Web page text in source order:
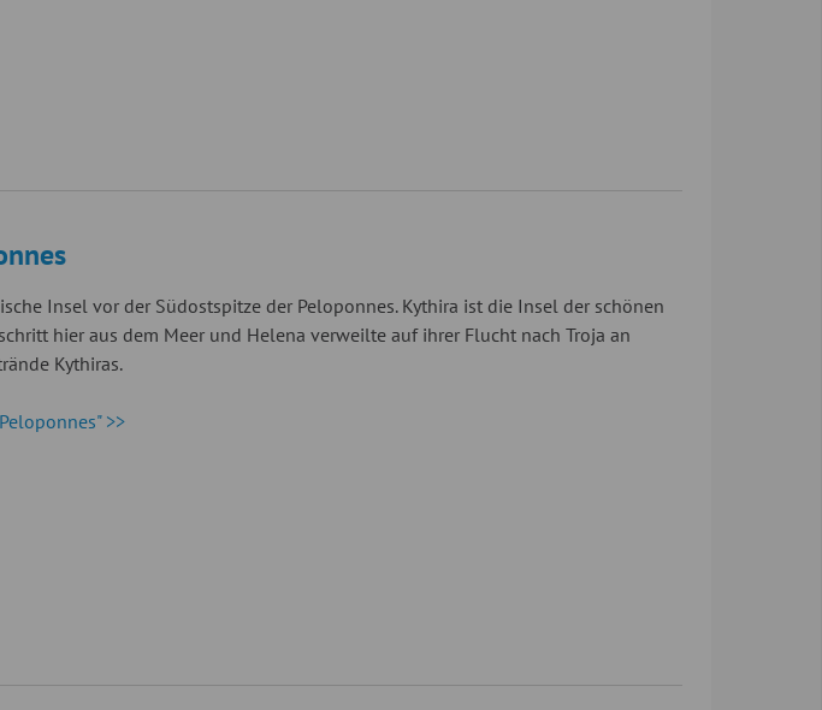
Insel vor der Südostspitze der Peloponnes. Kythira ist die Insel der schönen
hier aus dem Meer und Helena verweilte auf ihrer Flucht nach Troja an
Kythiras.
>>